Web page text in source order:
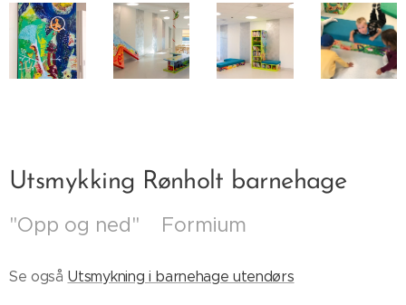
Utsmykking Rønholt barnehage
"Opp og ned" Formium
Se også Utsmykning i barnehage utendørs